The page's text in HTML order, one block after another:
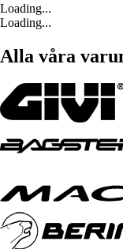
Loading...
Loading...
Alla våra